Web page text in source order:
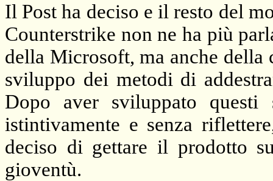
Il Post ha deciso e il resto del
Counterstrike non ne ha più
della Microsoft, ma anche
sviluppo dei metodi di
Dopo aver sviluppato questi
istintivamente e senza
deciso di gettare il prodotto
gioventù.